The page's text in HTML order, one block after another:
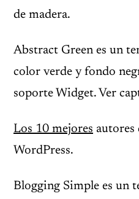
de madera.
Abstract Green es un
color verde y fondo
soporte Widget. Ver
Los 10 mejores autores
WordPress.
Blogging Simple es un